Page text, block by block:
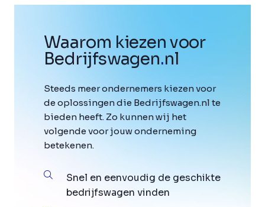
Waarom kiezen voor
Bedrijfswagen.nl
Steeds meer ondernemers kiezen voor
de oplossingen die Bedrijfswagen.nl te
bieden heeft. Zo kunnen wij het
volgende voor jouw onderneming
betekenen.
Snel en eenvoudig de geschikte
bedrijfswagen vinden